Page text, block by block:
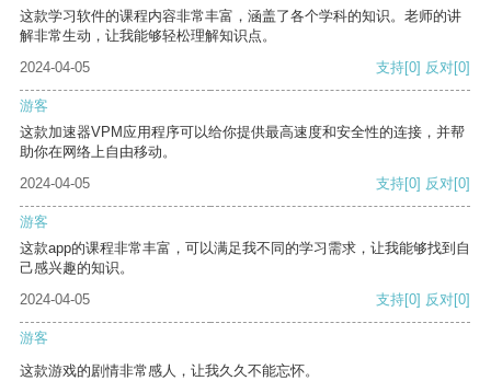
这款学习软件的课程内容非常丰富，涵盖了各个学科的知识。老师的讲
解非常生动，让我能够轻松理解知识点。
2024-04-05
支持[0] 反对[0]
游客
这款加速器VPM应用程序可以给你提供最高速度和安全性的连接，并帮
助你在网络上自由移动。
2024-04-05
支持[0] 反对[0]
游客
这款app的课程非常丰富，可以满足我不同的学习需求，让我能够找到自
己感兴趣的知识。
2024-04-05
支持[0] 反对[0]
游客
这款游戏的剧情非常感人，让我久久不能忘怀。